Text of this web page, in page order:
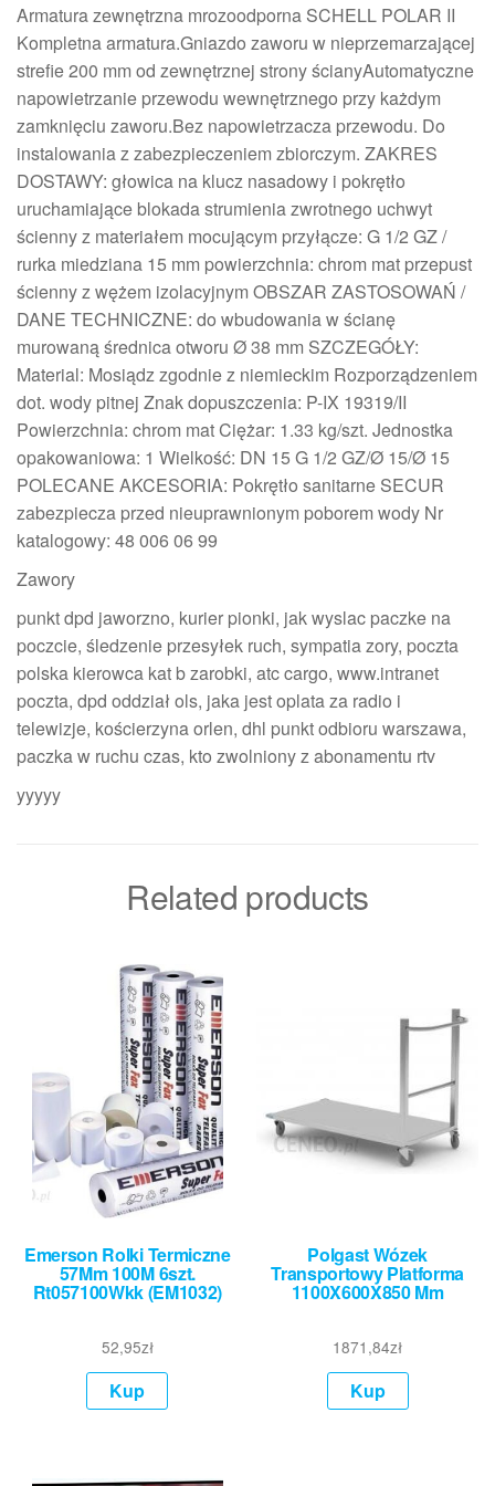
Armatura zewnętrzna mrozoodporna SCHELL POLAR II
Kompletna armatura.Gniazdo zaworu w nieprzemarzającej
strefie 200 mm od zewnętrznej strony ścianyAutomatyczne
napowietrzanie przewodu wewnętrznego przy każdym
zamknięciu zaworu.Bez napowietrzacza przewodu. Do
instalowania z zabezpieczeniem zbiorczym. ZAKRES
DOSTAWY: głowica na klucz nasadowy i pokrętło
uruchamiające blokada strumienia zwrotnego uchwyt
ścienny z materiałem mocującym przyłącze: G 1/2 GZ /
rurka miedziana 15 mm powierzchnia: chrom mat przepust
ścienny z wężem izolacyjnym OBSZAR ZASTOSOWAŃ /
DANE TECHNICZNE: do wbudowania w ścianę
murowaną średnica otworu Ø 38 mm SZCZEGÓŁY:
Material: Mosiądz zgodnie z niemieckim Rozporządzeniem
dot. wody pitnej Znak dopuszczenia: P-IX 19319/II
Powierzchnia: chrom mat Ciężar: 1.33 kg/szt. Jednostka
opakowaniowa: 1 Wielkość: DN 15 G 1/2 GZ/Ø 15/Ø 15
POLECANE AKCESORIA: Pokrętło sanitarne SECUR
zabezpiecza przed nieuprawnionym poborem wody Nr
katalogowy: 48 006 06 99
Zawory
punkt dpd jaworzno, kurier pionki, jak wyslac paczke na
poczcie, śledzenie przesyłek ruch, sympatia zory, poczta
polska kierowca kat b zarobki, atc cargo, www.intranet
poczta, dpd oddział ols, jaka jest oplata za radio i
telewizje, kościerzyna orlen, dhl punkt odbioru warszawa,
paczka w ruchu czas, kto zwolniony z abonamentu rtv
yyyyy
Related products
Emerson Rolki Termiczne
57Mm 100M 6szt.
Rt057100Wkk (EM1032)
52,95zł
Kup
Polgast Wózek
Transportowy Platforma
1100X600X850 Mm
1871,84zł
Kup